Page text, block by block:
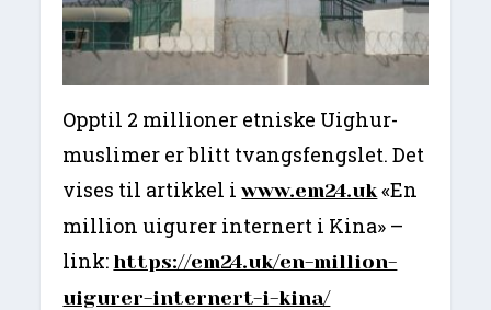
Opptil 2 millioner etniske Uighur-
muslimer er blitt tvangsfengslet. Det
vises til artikkel iwww.em24.uk «En
million uigurer internert i Kina» –
link: https://em24.uk/en-million-
uigurer-internert-i-kina/